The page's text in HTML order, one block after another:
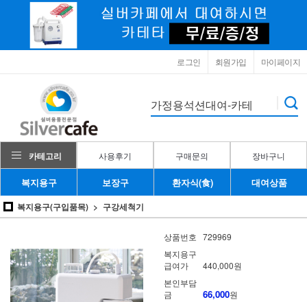
마이페이지
회원가입
로그인
카테고리 사용후기 구매문의 장바구니
복지용구 보장구 환자식(食) 대여상품
복지용구(구입품목) 구강세척기
상품번호 729969
복지용구
급여가
440,000원
본인부담
금
66,000원